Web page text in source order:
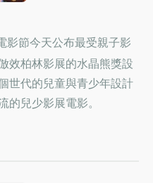
影節今天公布最受親子影
效柏林影展的水晶熊獎設
世代的兒童與青少年設計
的兒少影展電影。